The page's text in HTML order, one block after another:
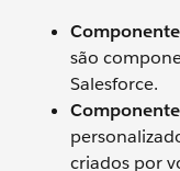
são
Salesforce.
criados por